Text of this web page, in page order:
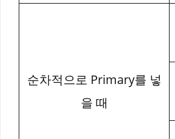
순차적으로 Primary를 넣
을 때